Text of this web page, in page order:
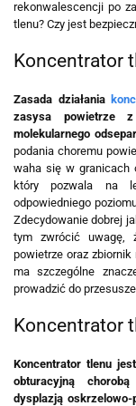
rekonwalescencji po
tlenu? Czy jest
Koncentrator
Zasada działania
zasysa powietrze
molekularnego
podania choremu
waha się w granicach
który pozwala na
odpowiedniego
Zdecydowanie dobrej
tym zwrócić uwagę,
powietrze oraz
ma szczególne
prowadzić do
Koncentrator
Koncentrator tlenu
obturacyjną
dysplazją oskrzelowo-